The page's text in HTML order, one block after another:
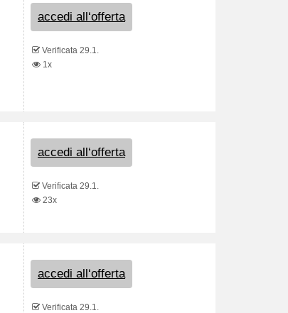
accedi all‘offerta
Verificata 29.1.
1x
accedi all‘offerta
Verificata 29.1.
23x
accedi all‘offerta
Verificata 29.1.